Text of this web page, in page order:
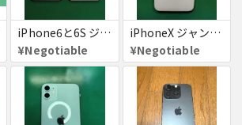
iPhone6と6S ジャンク品
¥Negotiable
iPhoneX ジャンク品
¥Negotiable